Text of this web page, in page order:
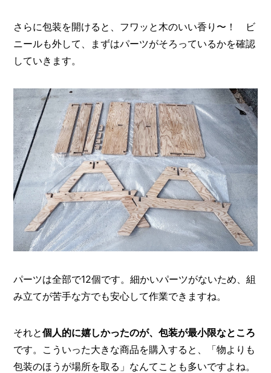
さらに包装を開けると、フワッと木のいい香り〜！ ビ
ニールも外して、まずはパーツがそろっているかを確認
していきます。
パーツは全部で12個です。細かいパーツがないため、組
み立てが苦手な方でも安心して作業できますね。
それと個人的に嬉しかったのが、包装が最小限なところ
です。こういった大きな商品を購入すると、「物よりも
包装のほうが場所を取る」なんてことも多いですよね。